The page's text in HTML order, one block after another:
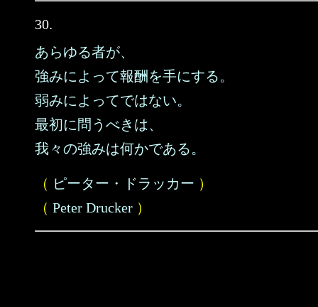
30.
あらゆる者が、
強みによって報酬を手にする。
弱みによってではない。
最初に問うべきは、
我々の強みは何かである。
（ ピーター・ドラッカー ）
（ Peter Drucker ）